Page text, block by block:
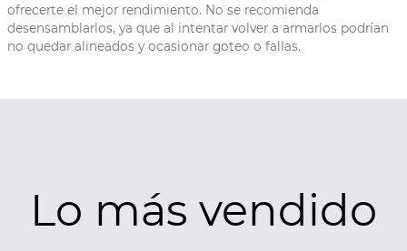
ofrecerte el mejor rendimiento. No se recomienda
desensamblarlos, ya que al intentar volver a armarlos podrían
no quedar alineados y ocasionar goteo o fallas.
Lo más vendido